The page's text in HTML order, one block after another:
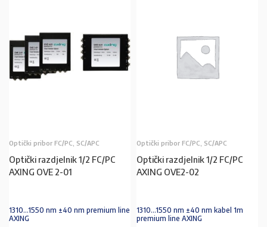
Optički pribor FC/PC, SC/APC
Optički razdjelnik 1/2 FC/PC
AXING OVE 2-01
1310…1550 nm ±40 nm premium line
AXING
Optički pribor FC/PC, SC/APC
Optički razdjelnik 1/2 FC/PC
AXING OVE2-02
1310…1550 nm ±40 nm kabel 1m
premium line AXING